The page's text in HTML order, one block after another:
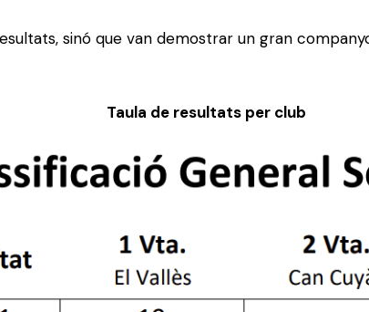
sinó que van demostrar un gran
Taula de resultats per club